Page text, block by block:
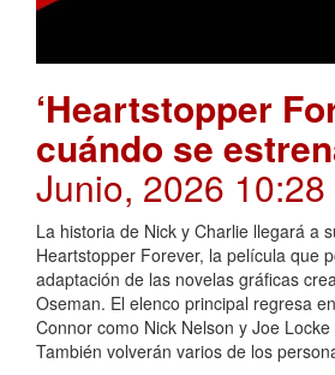
‘Heartstopper
cuándo se
Junio, 2026 10:28
La historia de Nick y Charlie llegará a
Heartstopper Forever, la película que
adaptación de las novelas gráficas
Oseman. El elenco principal regresa
Connor como Nick Nelson y Joe
También volverán varios de los